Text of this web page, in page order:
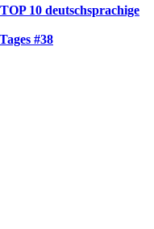
10 deutschsprachige
#38